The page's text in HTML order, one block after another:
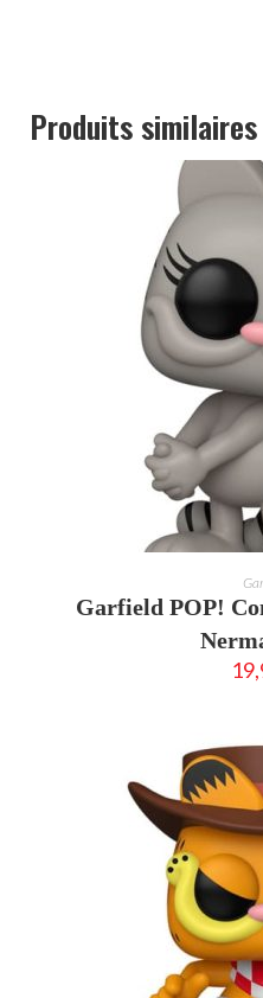
Produits similaires
AJOUTER
Garfield POP!